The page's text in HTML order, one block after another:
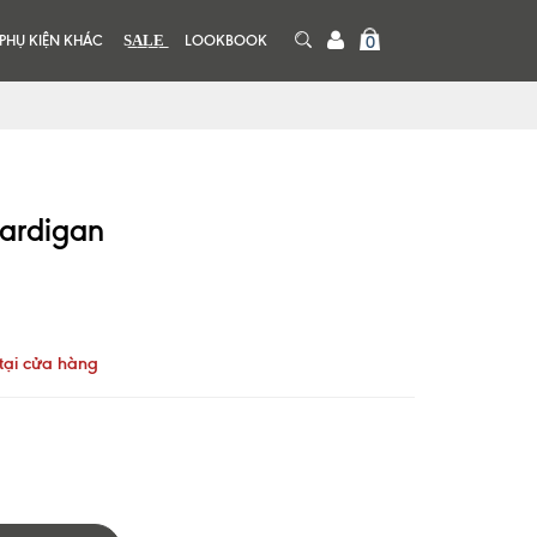
PHỤ KIỆN KHÁC S͟A͟L͟E͟ LOOKBOOK 0
cửa hàng